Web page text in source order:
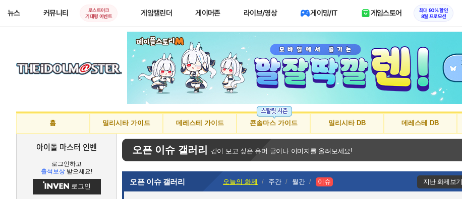
뉴스 커뮤니티
로스트아크
기대평 이벤트
게임캘린더 게이머존 라이브/영상 게이밍/IT 게임스토어
최대 90% 할인
8월 프로모션
홈 밀리시타 가이드 데레스테 가이드 콘솔마스 가이드 밀리시타 DB 데레스테 DB
아이돌 마스터 인벤
로그인하고
출석보상 받으세요!
로그인
오픈 이슈 갤러리 같이 보고 싶은 유머 글이나 이미지를 올려보세요!
오픈 이슈 갤러리 오늘의 화제 주간 월간 이슈 지난 화제보기